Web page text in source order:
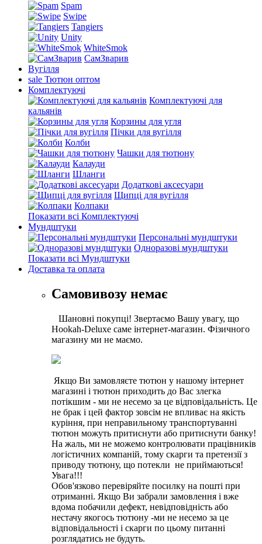
Spam
Swipe
Tangiers
Unity
WhiteSmok
СамЗварив
Вугілля
sale Тютюн оптом
Комплектуючі
Комплектуючі для
кальянів
Корзины для угля
Пічки для вугілля
Колби
Чашки для тютюну
Калауди
Шланги
Додаткові аксесуари
Щипці для вугілля
Колпаки
Показати всі Комплектуючі
Мундштуки
Персональні мундштуки
Одноразові мундштуки
Показати всі Мундштуки
Доставка та оплата
Самовивозу немає
Шановні покупці! Звертаємо Вашу увагу, що
Hookah-Deluxe саме інтернет-магазин. Фізичного
магазину ми не маємо.
Якщо Ви замовляєте тютюн у нашому інтернет
магазині і тютюн приходить до Вас злегка
потікшим - ми не несемо за це відповідальність. Це
не брак і цей фактор зовсім не впливає на якість
куріння, при неправильному транспортуванні
тютюн можуть притиснути або притиснути банку!
На жаль, ми не можемо контролювати працівників
логістичних компаній, тому скарги та претензії з
приводу тютюну, що потекли не приймаються!
Увага!!!
Обов'язково перевіряйте посилку на пошті при
отриманні. Якщо Ви забрали замовлення і вже
вдома побачили дефект, невідповідність або
нестачу якогось тютюну -ми не несемо за це
відповідальності і скарги по цьому питанні
розглядатись не будуть.